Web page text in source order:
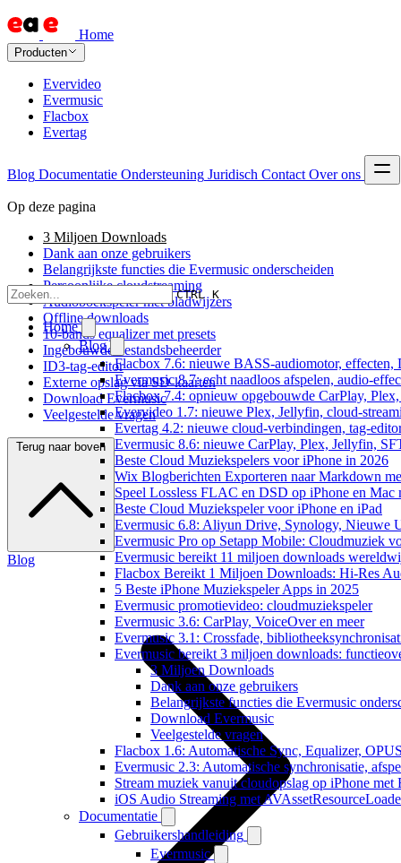
Home
Producten
Evervideo
Evermusic
Flacbox
Evertag
Blog Documentatie Ondersteuning Juridisch Contact Over ons
CTRL K
Home
Blog
Flacbox 7.6: nieuwe BASS-audiomotor, effecten,
Evermusic 8.7: echt naadloos afspelen, audio-
Flacbox 7.4: opnieuw opgebouwde CarPlay,
Evervideo 1.7: nieuwe Plex, Jellyfin, cloud-
Evertag 4.2: nieuwe cloud-verbindingen, tag-
Evermusic 8.6: nieuwe CarPlay, Plex, Jellyfin,
Beste Cloud Muziekspelers voor iPhone in 2026
Wix Blogberichten Exporteren naar Markdown
Speel Lossless FLAC en DSD op iPhone en Mac
Beste Cloud Muziekspeler voor iPhone en iPad
Evermusic 6.8: Aliyun Drive, Synology, Nieuwe
Evermusic Pro op Setapp Mobile: Cloudmuziek
Evermusic bereikt 11 miljoen downloads
Flacbox Bereikt 1 Miljoen Downloads: Hi-Res
5 Beste iPhone Muziekspeler Apps in 2025
Evermusic promotievideo: cloudmuziekspeler
Evermusic 3.6: CarPlay, VoiceOver en meer
Evermusic 3.1: Crossfade,
Evermusic bereikt 3 miljoen downloads:
3 Miljoen Downloads
Dank aan onze gebruikers
Belangrijkste functies die Evermusic
Download Evermusic
Veelgestelde vragen
Flacbox 1.6: Automatische Sync, Equalizer,
Evermusic 2.3: Automatische synchronisatie,
Stream muziek vanuit cloudopslag op iPhone met
iOS Audio Streaming met
Documentatie
Gebruikershandleiding
Evermusic
Op deze pagina
3 Miljoen Downloads
Dank aan onze gebruikers
Belangrijkste functies die Evermusic onderscheiden
Persoonlijke cloudstreaming
Audioboekspeler met bladwijzers
Offline downloads
10-bands equalizer met presets
Ingebouwde bestandsbeheerder
ID3-tag-editor
Externe opslag via SD-kaarten
Download Evermusic
Veelgestelde vragen
Terug naar boven
Blog